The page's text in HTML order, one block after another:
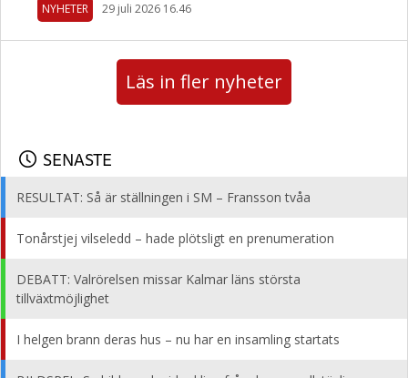
NYHETER 29 juli 2026 16.46
Läs in fler nyheter
SENASTE
RESULTAT: Så är ställningen i SM – Fransson tvåa
Tonårstjej vilseledd – hade plötsligt en prenumeration
DEBATT: Valrörelsen missar Kalmar läns största
tillväxtmöjlighet
I helgen brann deras hus – nu har en insamling startats